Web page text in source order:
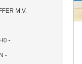
M.V.
-
-